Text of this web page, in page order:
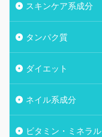
スキンケア系成分
タンパク質
ダイエット
ネイル系成分
ビタミン・ミネラル